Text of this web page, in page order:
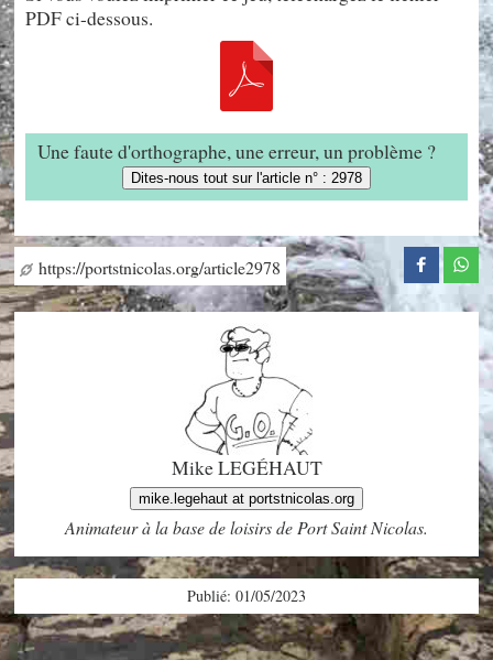
PDF ci-dessous.
Une faute d'orthographe, une erreur, un problème ?
Dites-nous tout sur l'article n° : 2978
https://portstnicolas.org/article2978
Mike LEGÉHAUT
mike.legehaut at portstnicolas.org
Animateur à la base de loisirs de Port Saint Nicolas.
Publié: 01/05/2023